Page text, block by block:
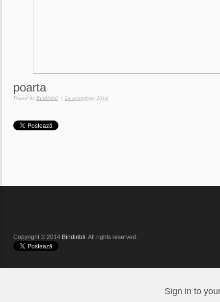
poarta
Posted by Bindiribli | 24 octombrie 2014
Copyright © 2014 Bindiribli. All rights reserved.
Sign in to